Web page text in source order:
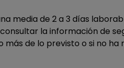
media de 2 a 3 días
la información de
de lo previsto o si no